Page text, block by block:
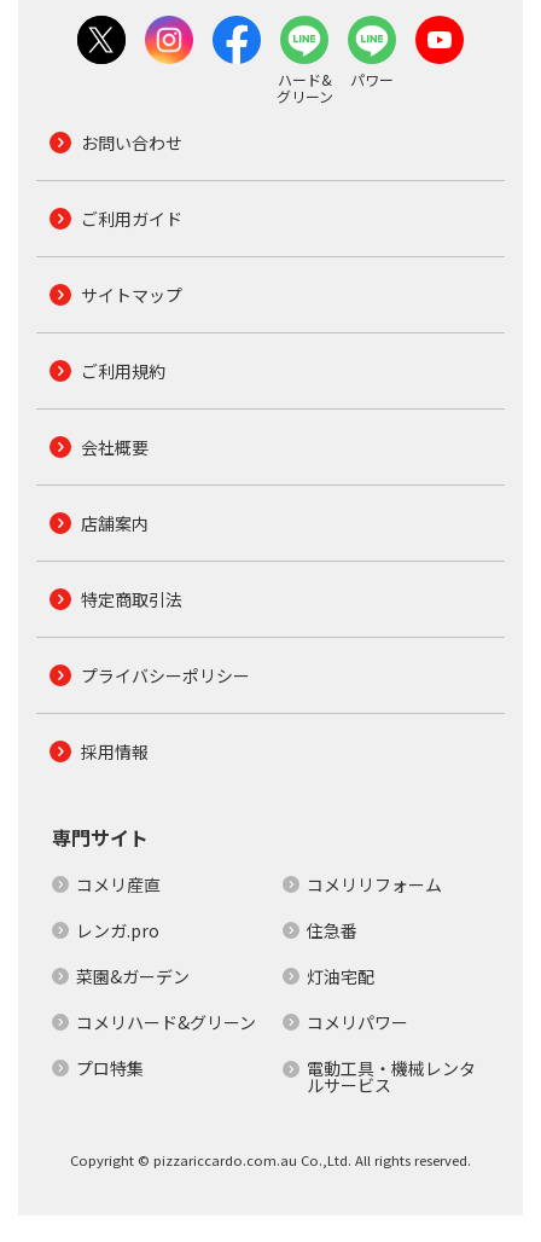
ハード&
グリーン
パワー
お問い合わせ
ご利用ガイド
サイトマップ
ご利用規約
会社概要
店舗案内
特定商取引法
プライバシーポリシー
採用情報
専門サイト
コメリ産直
コメリリフォーム
レンガ.pro
住急番
菜園&ガーデン
灯油宅配
コメリハード&グリーン
コメリパワー
プロ特集
電動工具・機械レンタ
ルサービス
Copyright © pizzariccardo.com.au Co.,Ltd. All rights reserved.